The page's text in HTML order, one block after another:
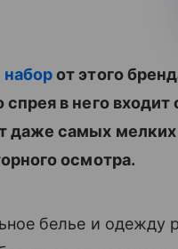
наборот этого
в него
даже самых мелких
осмотра.
белье и одежду